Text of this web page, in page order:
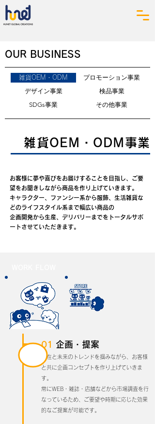
OUR BUSINESS
雑貨OEM・ODM
デザイン事業
SDGs事業
プロモーション事業
検品事業
その他事業
雑貨OEM・ODM事業
お客様に夢や喜びをお届けすることを目指し、ご要
望をお聞きしながら商品を作り上げていきます。
キャラクター、ファンシー系から服飾、生活雑貨な
どのライフスタイル系まで幅広い商品の
企画開発から生産、デリバリーまでをトータルサポ
ートさせていただきます。
01 企画・提案
現在と未来のトレンドを掴みながら、 お客様
と共に企画コンセプトを作り上げていきま
す。
常にWEB・雑誌・店舗などから市場調査を行
なっているため、 ご要望や時期に応じた効果
的なご提案が可能です。